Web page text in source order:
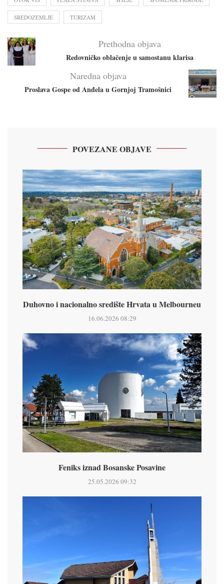
SREDOZEMLJE TURIZAM
Prethodna objava
Redovničko oblačenje u samostanu klarisa
Naredna objava
Proslava Gospe od Anđela u Gornjoj Tramošnici
POVEZANE OBJAVE
Duhovno i nacionalno središte Hrvata u Melbourneu
16.06.2026 08:29
Feniks iznad Bosanske Posavine
25.05.2026 09:32